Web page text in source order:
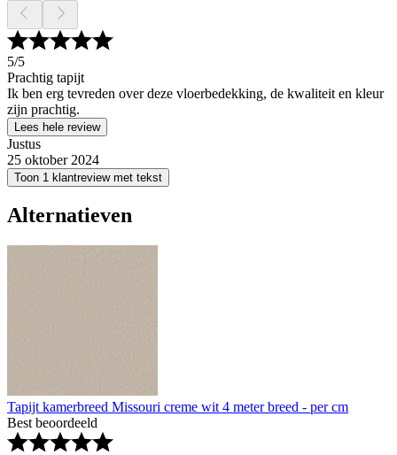
5/5
Prachtig tapijt
Ik ben erg tevreden over deze vloerbedekking, de kwaliteit en kleur
zijn prachtig.
Lees hele review
Justus
25 oktober 2024
Toon 1 klantreview met tekst
Alternatieven
Tapijt kamerbreed Missouri creme wit 4 meter breed - per cm
Best beoordeeld